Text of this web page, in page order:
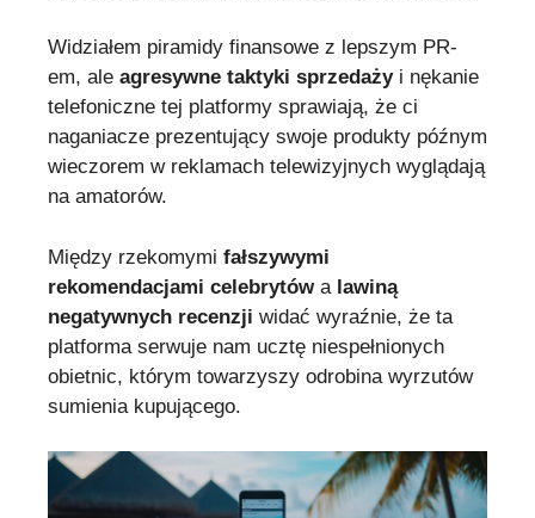
Widziałem piramidy finansowe z lepszym PR-
em, ale agresywne taktyki sprzedażyi nękanie
telefoniczne tej platformy sprawiają, że ci
naganiacze prezentujący swoje produkty późnym
wieczorem w reklamach telewizyjnych wyglądają
na amatorów.
Między rzekomymi fałszywymi
rekomendacjami celebrytówa lawiną
negatywnych recenzji widać wyraźnie, że ta
platforma serwuje nam ucztę niespełnionych
obietnic, którym towarzyszy odrobina wyrzutów
sumienia kupującego.